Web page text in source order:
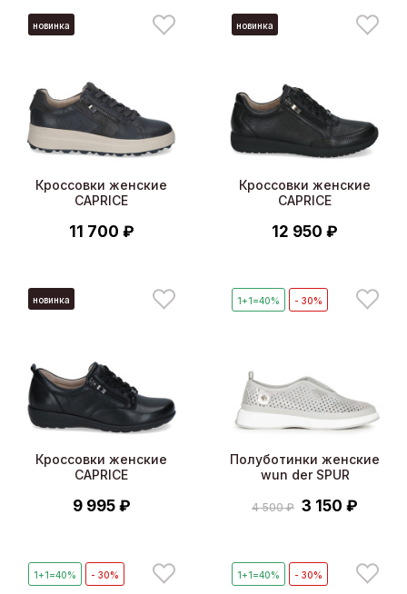
новинка
Кроссовки женские
CAPRICE
11 700 ₽
новинка
Кроссовки женские
CAPRICE
12 950 ₽
новинка
Кроссовки женские
CAPRICE
9 995 ₽
1+1=40% - 30%
Полуботинки женские
wun der SPUR
4 500 ₽ 3 150 ₽
1+1=40% - 30% 1+1=40% - 30%